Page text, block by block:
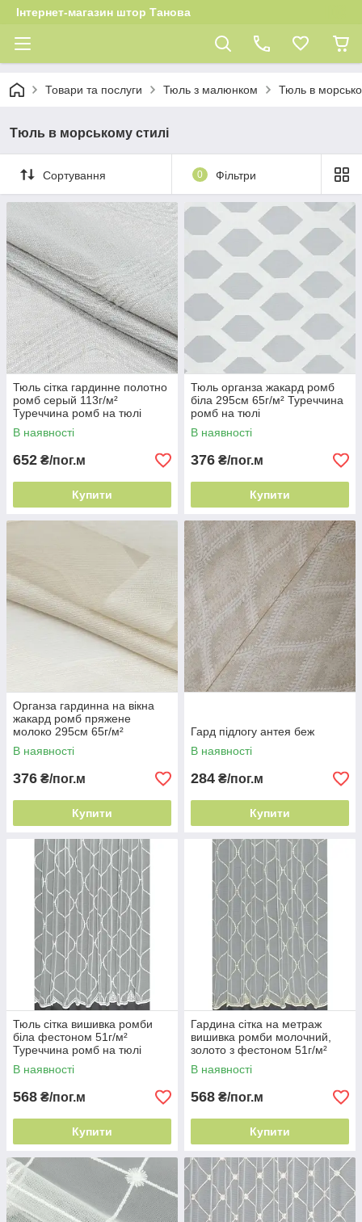
Інтернет-магазин штор Танова
Товари та послуги Тюль з малюнком Тюль в
Тюль в морському стилі
Сортування 0 Фільтри
Тюль сітка гардинне полотно
ромб серый 113г/м²
Туреччина ромб на тюлі
В наявності
652 ₴/пог.м
Купити
Тюль органза жакард ромб
біла 295см 65г/м² Туреччина
ромб на тюлі
В наявності
376 ₴/пог.м
Купити
Органза гардинна на вікна
жакард ромб пряжене
молоко 295см 65г/м²
Туреччина ромб на тюлі
В наявності
376 ₴/пог.м
Купити
Гард підлогу антея беж
В наявності
284 ₴/пог.м
Купити
Тюль сітка вишивка ромби
біла фестоном 51г/м²
Туреччина ромб на тюлі
В наявності
568 ₴/пог.м
Купити
Гардина сітка на метраж
вишивка ромби молочний,
золото з фестоном 51г/м²
Туреччина ромб на тюлі
В наявності
568 ₴/пог.м
Купити